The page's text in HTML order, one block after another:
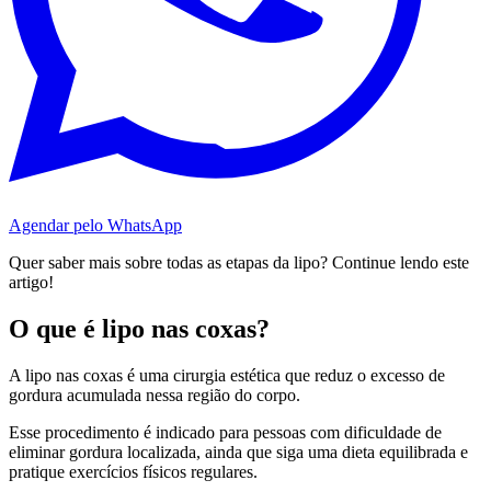
Agendar pelo WhatsApp
Quer saber mais sobre todas as etapas da lipo? Continue lendo este
artigo!
O que é lipo nas coxas?
A lipo nas coxas é uma cirurgia estética que reduz o excesso de
gordura acumulada nessa região do corpo.
Esse procedimento é indicado para pessoas com dificuldade de
eliminar gordura localizada, ainda que siga uma dieta equilibrada e
pratique exercícios físicos regulares.